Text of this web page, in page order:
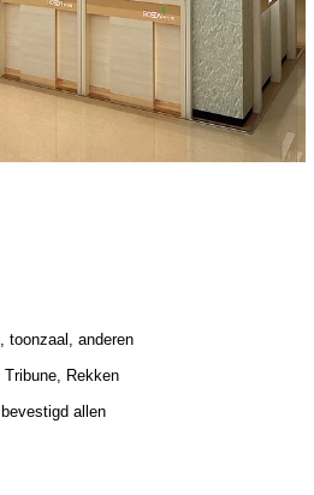
toonzaal, anderen
Rekken
allen